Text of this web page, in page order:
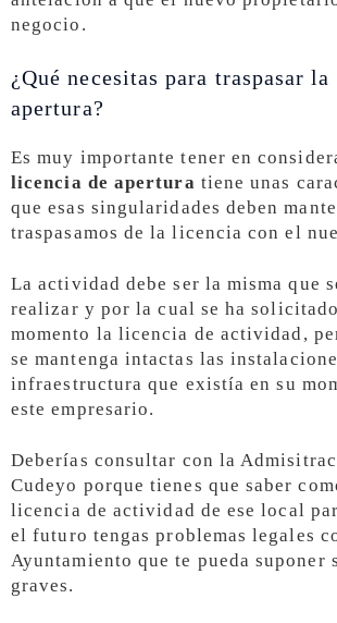
negocio.
¿Qué necesitas para traspasar
apertura?
Es muy importante tener en
licencia de apertura tiene unas
que esas singularidades deben
traspasamos de la licencia con el
La actividad debe ser la misma que
realizar y por la cual se ha
momento la licencia de actividad,
se mantenga intactas las
infraestructura que existía en su
este empresario.
Deberías consultar con la
Cudeyo porque tienes que saber
licencia de actividad de ese local
el futuro tengas problemas legales
Ayuntamiento que te pueda suponer
graves.